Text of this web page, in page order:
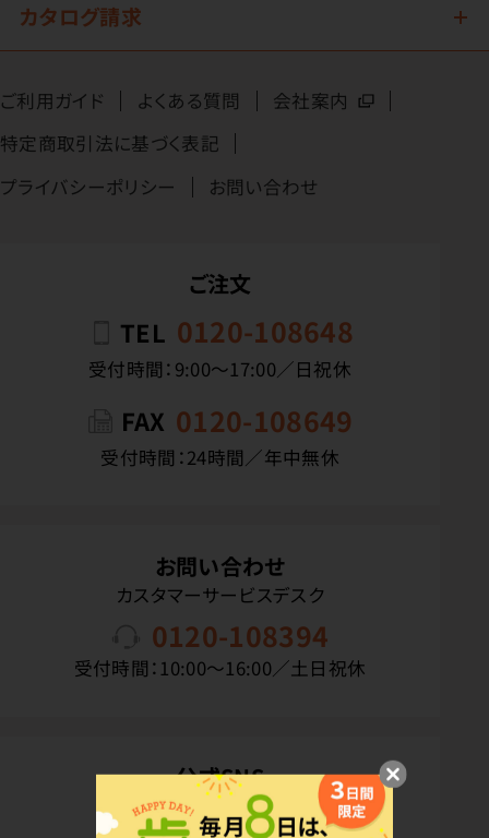
カタログ請求
ご利用ガイド よくある質問
会社案内
特定商取引法に基づく表記
プライバシーポリシー
お問い合わせ
ご注文
TEL 0120-108648
受付時間：9:00〜17:00／日祝休
FAX 0120-108649
受付時間：24時間／年中無休
お問い合わせ
カスタマーサービスデスク
0120-108394
受付時間：10:00〜16:00／土日祝休
公式SNS